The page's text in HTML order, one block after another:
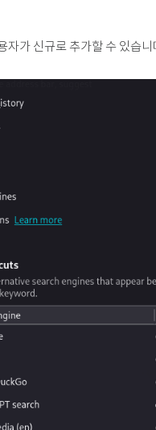
가 신규로 추가할 수 있습니